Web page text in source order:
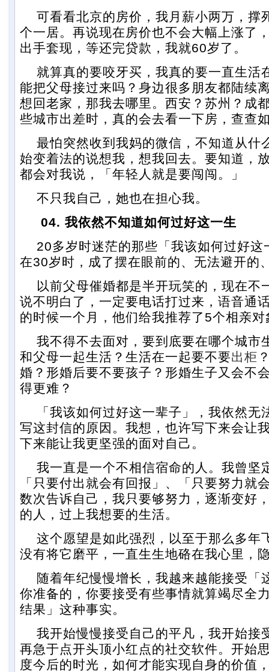
可看看北京的房价，我月薪小两万，撑
个一居。再说现在房价也不会大幅上涨了
出手套现，等还完贷款，我就60岁了。
就算真的要咬牙买，我真的要一直生活
能把父母接过来吗？身边很多朋友都陆续
想回老家，那我去哪里。西安？苏州？成
些城市出差时，真的会去看一下房，查查
最怕突然收到我妈的微信，不知道从什
始变着法的说想我，想我回去。要知道，
都会对我说，「年轻人就是要闯闯。」
不只我自己，她也在担心我。
04. 我依然不知道如何过好这一生
20多岁时迷茫的那些「我该如何过好这
在30岁时，成了摆在眼前的、无法避开的
以前父母催婚都是半开玩笑的，现在不
说不明白了，一定要电话打过来，语音通
的时候一个月，他们给我推荐了5个相亲对
我不得不去面对，要到底要在哪个城市
和父母一起生活？生活在一起要不要出柜
婚？形婚后要不要孩子？形婚生子又会不
得更难？
「我该如何过好这一辈子」，我依然无
写这封信的原因。我想，也许写下来会让
下来能让我更坚强的面对自己。
我一直是一个不相信宿命的人。我曾坚
「只要付出就会有回报」、「只要努力就
数次告诉自己，我只要够努力，逐渐变好
的人，过上我想要的生活。
这个愿望是如此强烈，以至于那么多年
没有将它磨平，一直生生地硌在我心里，
随着年纪慢慢增长，我越来越能接受「
你准备的，你要接受有些事情就算竭尽全
结果」这种事实。
我开始慢慢接受自己的平凡，我开始接
再急于点开头顶小红点的社交软件。开始
度今后的时光，如何才能实现自身的价值